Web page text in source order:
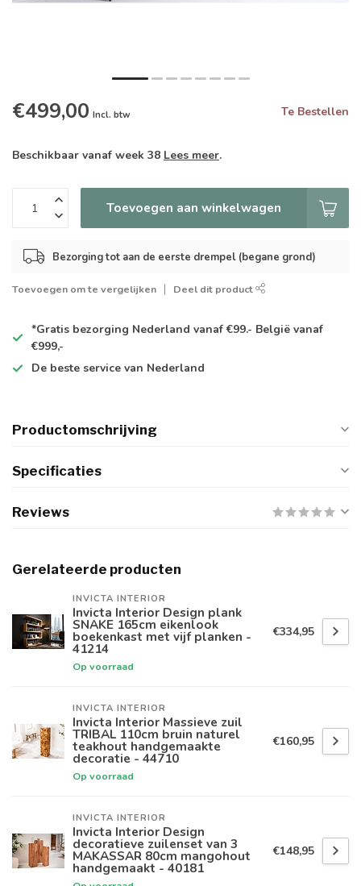
€499,00 Incl. btw Te Bestellen
Beschikbaar vanaf week 38 Lees meer.
Toevoegen aan winkelwagen
Bezorging tot aan de eerste drempel (begane grond)
Toevoegen om te vergelijken Deel dit product
*Gratis bezorging Nederland vanaf €99.- België vanaf
€999,-
De beste service van Nederland
Productomschrijving
Specificaties
Reviews
Gerelateerde producten
INVICTA INTERIOR
Invicta Interior Design plank
SNAKE 165cm eikenlook
boekenkast met vijf planken -
41214
Op voorraad
€334,95
INVICTA INTERIOR
Invicta Interior Massieve zuil
TRIBAL 110cm bruin naturel
teakhout handgemaakte
decoratie - 44710
Op voorraad
€160,95
INVICTA INTERIOR
Invicta Interior Design
decoratieve zuilenset van 3
MAKASSAR 80cm mangohout
handgemaakt - 40181
€148,95